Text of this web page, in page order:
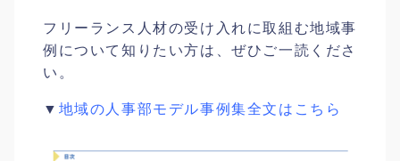
フリーランス人材の受け入れに取組む地域事
例について知りたい方は、ぜひご一読くださ
い。
▼ 地域の人事部モデル事例集全文はこちら